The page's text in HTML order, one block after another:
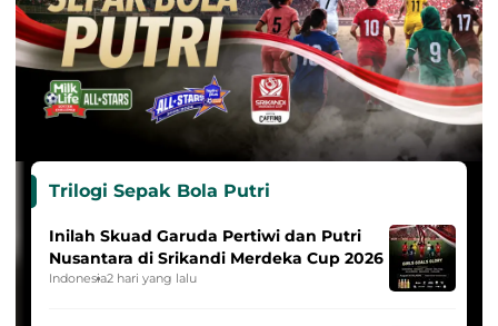
Trilogi Sepak Bola Putri
Inilah Skuad Garuda Pertiwi dan Putri
Nusantara di Srikandi Merdeka Cup 2026
Indonesia2 hari yang lalu